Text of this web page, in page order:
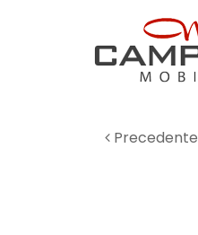
Precedente